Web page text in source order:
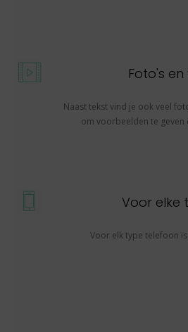
Foto's
Naast tekst vind je ook veel
om voorbeelden te geven
Voor elke
Voor elk type telefoon